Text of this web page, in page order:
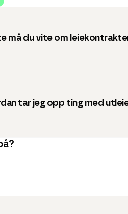
må du vite om
tar jeg opp ting med